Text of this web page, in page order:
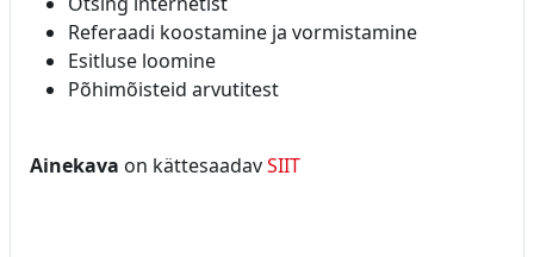
Referaadi koostamine ja vormistamine
Esitluse loomine
Põhimõisteid arvutitest
Ainekava on kättesaadavSIIT